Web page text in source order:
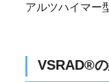
アルツハイマー
VSRAD®